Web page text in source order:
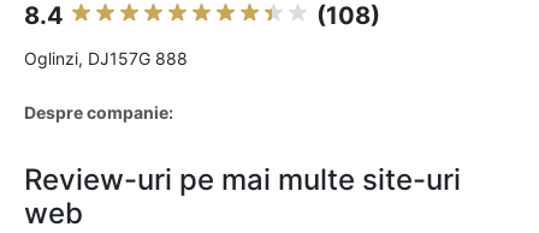
8.4 (108)
Oglinzi, DJ157G 888
Despre companie:
Review-uri pe mai multe site-uri
web